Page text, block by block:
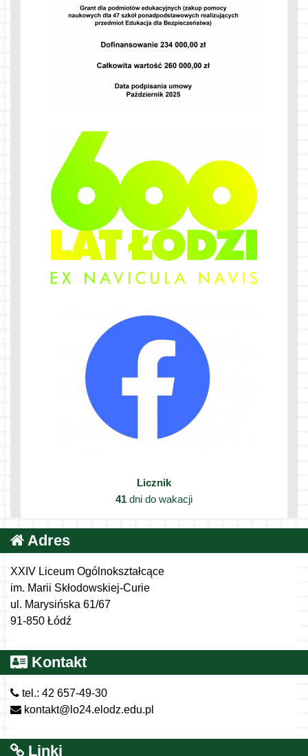
Licznik
41 dni do wakacji
Adres
XXIV Liceum Ogólnokształcące
im. Marii Skłodowskiej-Curie
ul. Marysińska 61/67
91-850 Łódź
Kontakt
tel.: 42 657-49-30
kontakt@lo24.elodz.edu.pl
Linki